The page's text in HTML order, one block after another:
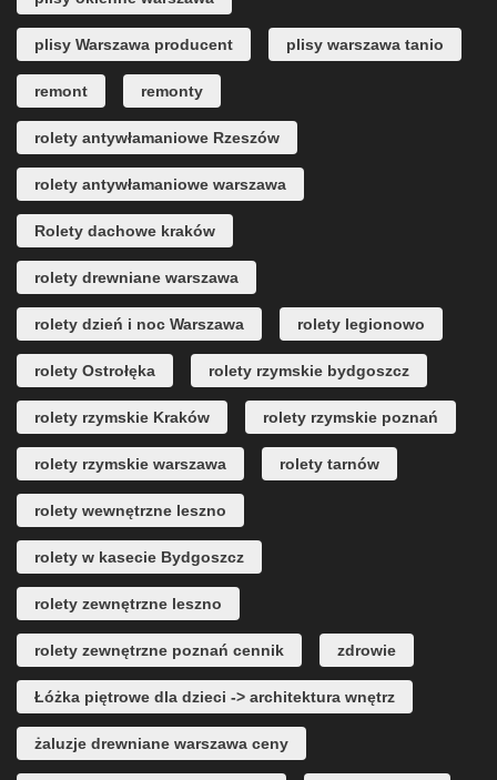
plisy Warszawa producent plisy warszawa tanio
remont remonty
rolety antywłamaniowe Rzeszów
rolety antywłamaniowe warszawa
Rolety dachowe kraków
rolety drewniane warszawa
rolety dzień i noc Warszawa rolety legionowo
rolety Ostrołęka rolety rzymskie bydgoszcz
rolety rzymskie Kraków rolety rzymskie poznań
rolety rzymskie warszawa rolety tarnów
rolety wewnętrzne leszno
rolety w kasecie Bydgoszcz
rolety zewnętrzne leszno
rolety zewnętrzne poznań cennik zdrowie
Łóżka piętrowe dla dzieci -> architektura wnętrz
żaluzje drewniane warszawa ceny